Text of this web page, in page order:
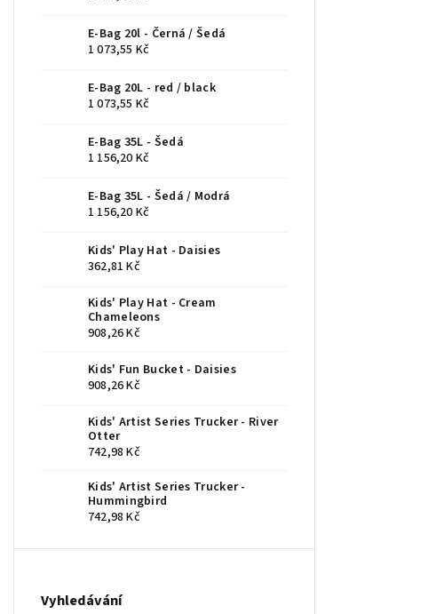
E-Bag 20l - Černá / Šedá
1 073,55 Kč
E-Bag 20L - red / black
1 073,55 Kč
E-Bag 35L - Šedá
1 156,20 Kč
E-Bag 35L - Šedá / Modrá
1 156,20 Kč
Kids' Play Hat - Daisies
362,81 Kč
Kids' Play Hat - Cream
Chameleons
908,26 Kč
Kids' Fun Bucket - Daisies
908,26 Kč
Kids' Artist Series Trucker - River
Otter
742,98 Kč
Kids' Artist Series Trucker -
Hummingbird
742,98 Kč
Vyhledávání